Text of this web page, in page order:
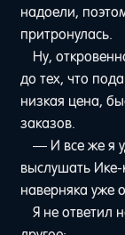
надоели,
притронулась.
Ну,
до тех, что
низкая цена,
заказов.
— И все же я
выслушать Ике-
наверняка уже
Я не ответил